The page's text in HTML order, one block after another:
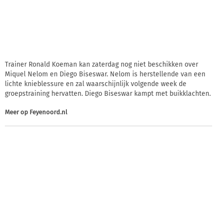
Trainer Ronald Koeman kan zaterdag nog niet beschikken over
Miquel Nelom en Diego Biseswar. Nelom is herstellende van een
lichte knieblessure en zal waarschijnlijk volgende week de
groepstraining hervatten. Diego Biseswar kampt met buikklachten.
Meer op Feyenoord.nl